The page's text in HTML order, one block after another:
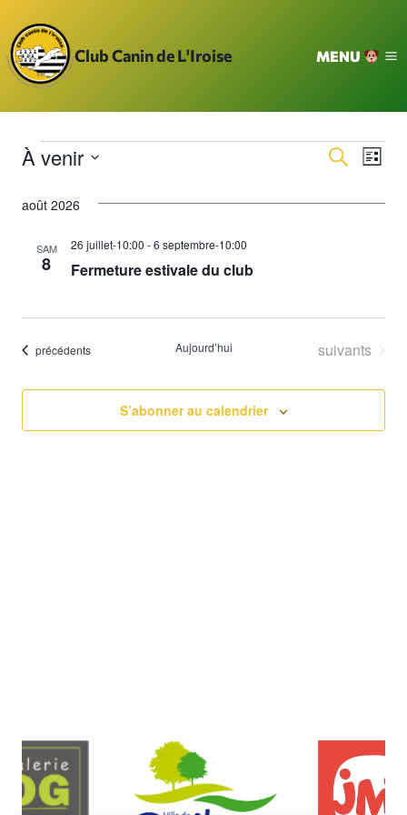
au
contenu
Club Canin de L'Iroise MENU
Évènements
et
vues
Recherche
Liste
À venir
une
août 2026
SAM
8 Fermeture estivale du club
26 juillet-10:00 -6 septembre-10:00
Évènements
précédents Aujourd’hui Évènements
suivants
S’abonner au calendrier